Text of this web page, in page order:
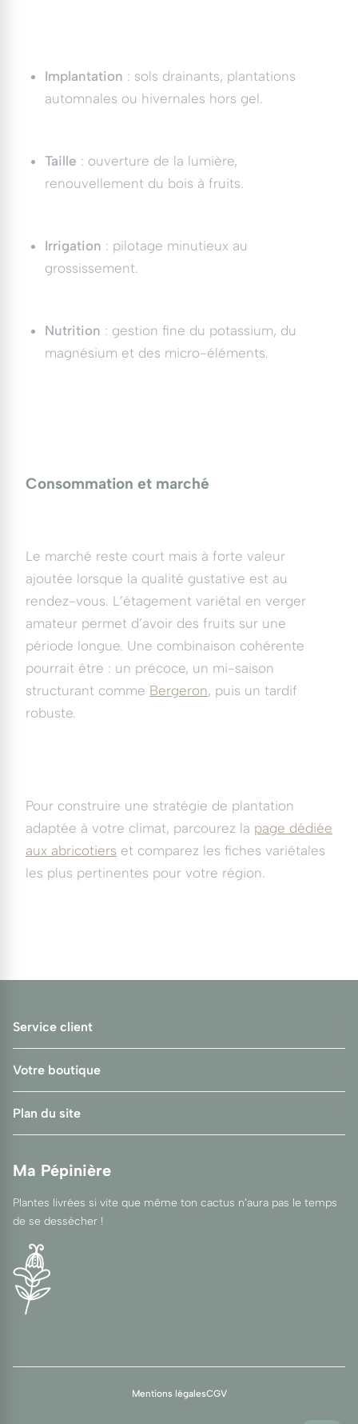
Implantation : sols drainants, plantations
automnales ou hivernales hors gel.
Taille : ouverture de la lumière,
renouvellement du bois à fruits.
Irrigation : pilotage minutieux au
grossissement.
Nutrition : gestion fine du potassium, du
magnésium et des micro-éléments.
Consommation et marché
Le marché reste court mais à forte valeur
ajoutée lorsque la qualité gustative est au
rendez-vous. L’étagement variétal en verger
amateur permet d’avoir des fruits sur une
période longue. Une combinaison cohérente
pourrait être : un précoce, un mi-saison
structurant comme Bergeron, puis un tardif
robuste.
Pour construire une stratégie de plantation
adaptée à votre climat, parcourez la page dédiée
aux abricotiers et comparez les fiches variétales
les plus pertinentes pour votre région.
Service client
Votre boutique
Plan du site
Ma Pépinière
Plantes livrées si vite que même ton cactus n’aura pas le temps
de se dessécher !
Mentions légalesCGV